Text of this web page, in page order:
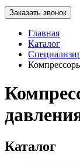
Заказать звонок
Главная
Каталог
Каталог